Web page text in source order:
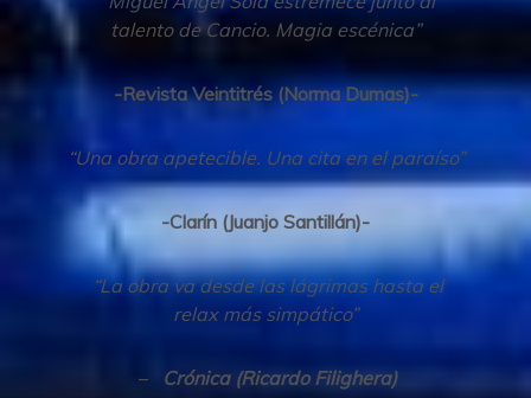
talento de Cancio. Magia escénica”
-Revista Veintitrés (Norma Dumas)-
“Una obra apetecible. Una cita en el paraíso”
-Clarín (Juanjo Santillán)-
“La obra va desde las lágrimas hasta el
relax más simpático”
– Crónica (Ricardo Filighera)